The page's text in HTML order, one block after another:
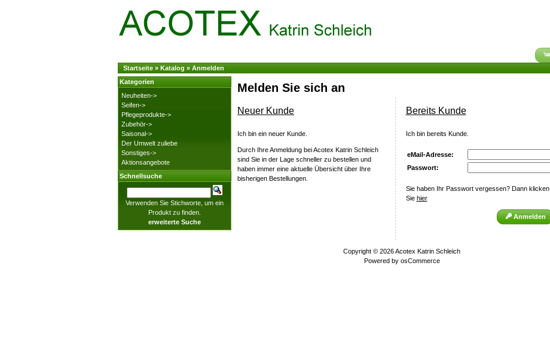
Startseite » Katalog » Anmelden
Melden Sie sich an
Neuer Kunde
Ich bin ein neuer Kunde.
Durch Ihre Anmeldung bei Acotex Katrin Schleich
sind Sie in der Lage schneller zu bestellen und
haben immer eine aktuelle Übersicht über Ihre
bisherigen Bestellungen.
Bereits Kunde
Ich bin bereits Kunde.
eMail-Adresse:
Passwort:
Sie haben Ihr Passwort vergessen? Dann klicken
Sie hier
Anmelden
Kategorien
Neuheiten->
Seifen->
Pflegeprodukte->
Zubehör->
Saisonal->
Der Umwelt zuliebe
Sonstiges->
Aktionsangebote
Schnellsuche
Verwenden Sie Stichworte, um ein
Produkt zu finden.
erweiterte Suche
Copyright © 2026Acotex Katrin Schleich
Powered by osCommerce